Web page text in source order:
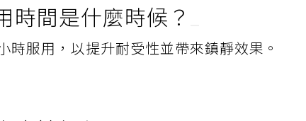
時間是什麼時候？
時服用，以提升耐受性並帶來鎮靜效果。